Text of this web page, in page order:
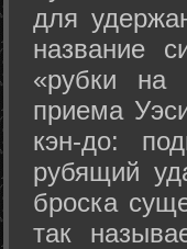
для
название
«рубки на
приема
кэн-до:
рубящий
броска
так